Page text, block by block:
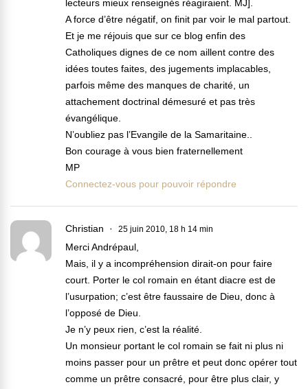
lecteurs mieux renseignés réagiraient. MJ].
A force d’être négatif, on finit par voir le mal partout.
Et je me réjouis que sur ce blog enfin des
Catholiques dignes de ce nom aillent contre des
idées toutes faites, des jugements implacables,
parfois même des manques de charité, un
attachement doctrinal démesuré et pas très
évangélique.
N’oubliez pas l’Evangile de la Samaritaine..
Bon courage à vous bien fraternellement
MP
Connectez-vous pour pouvoir répondre
Christian 25 juin 2010, 18 h 14 min
Merci Andrépaul,
Mais, il y a incompréhension dirait-on pour faire
court. Porter le col romain en étant diacre est de
l’usurpation; c’est être faussaire de Dieu, donc à
l’opposé de Dieu.
Je n’y peux rien, c’est la réalité.
Un monsieur portant le col romain se fait ni plus ni
moins passer pour un prêtre et peut donc opérer tout
comme un prêtre consacré, pour être plus clair, y